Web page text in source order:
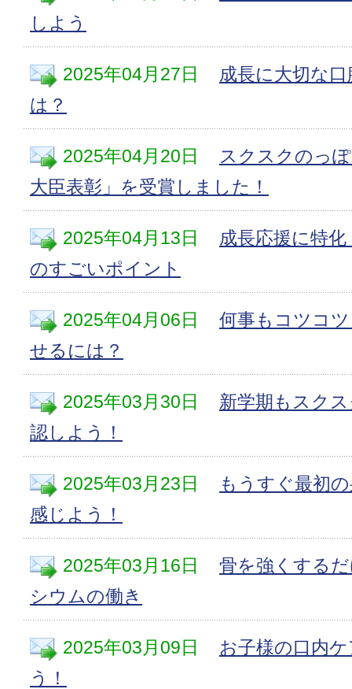
しよう
2025年04月27日
成長に大切な
は？
2025年04月20日
スクスクのっ
大臣表彰」を受賞しました！
2025年04月13日
成長応援に特
のすごいポイント
2025年04月06日
何事もコツコ
せるには？
2025年03月30日
新学期もスク
認しよう！
2025年03月23日
もうすぐ最初
感じよう！
2025年03月16日
骨を強くする
シウムの働き
2025年03月09日
お子様の口内
う！